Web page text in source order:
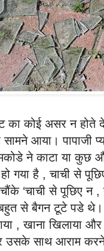
का कोई असर न होते
सामने आया। पापाजी
ने काटा या कुछ
हो गया है , चाची से
चौंके ‘चाची से पूछिए न
से बैगन टूटे पडे थे।
, खाना खिलाया
उसके साथ आराम करने